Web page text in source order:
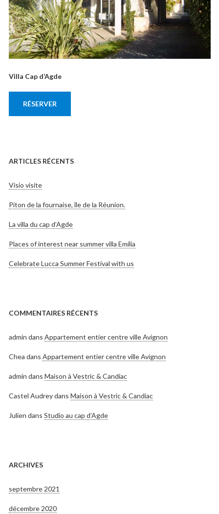
Villa Cap d’Agde
RÉSERVER
ARTICLES RÉCENTS
Visio visite
Piton de la fournaise, île de la Réunion.
La villa du cap d’Agde
Places of interest near summer villa Emilia
Celebrate Lucca Summer Festival with us
COMMENTAIRES RÉCENTS
admin dans Appartement entier centre ville Avignon
Chea dans Appartement entier centre ville Avignon
admin dans Maison à Vestric & Candiac
Castel Audreydans Maison à Vestric & Candiac
Julien dans Studio au cap d’Agde
ARCHIVES
septembre 2021
décembre 2020